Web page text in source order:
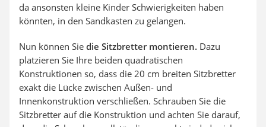
da ansonsten kleine Kinder Schwierigkeiten haben
könnten, in den Sandkasten zu gelangen.
Nun können Sie die Sitzbretter montieren. Dazu
platzieren Sie Ihre beiden quadratischen
Konstruktionen so, dass die 20 cm breiten Sitzbretter
exakt die Lücke zwischen Außen- und
Innenkonstruktion verschließen. Schrauben Sie die
Sitzbretter auf die Konstruktion und achten Sie darauf,